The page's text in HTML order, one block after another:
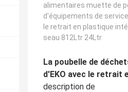
alimentaires muette de
d'équipements de
le retrait en plastique
seau 812Ltr 24Ltr
La poubelle de
d'EKO avec le retrait
description de